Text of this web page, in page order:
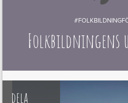
Folkbildningens
dela